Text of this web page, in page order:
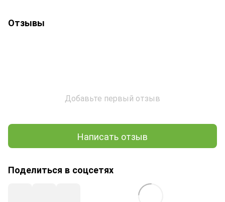
Отзывы
Добавьте первый отзыв
Написать отзыв
Поделиться в соцсетях